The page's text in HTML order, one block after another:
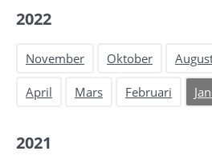
2022
November Oktober
April Mars Februari
2021